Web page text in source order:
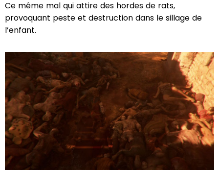
Ce même mal qui attire des hordes de rats,
provoquant peste et destruction dans le sillage de
l’enfant.